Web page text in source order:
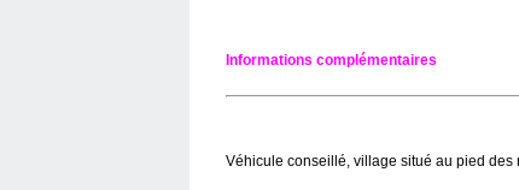
Informations complémentaires
Véhicule conseillé, village situé au pied